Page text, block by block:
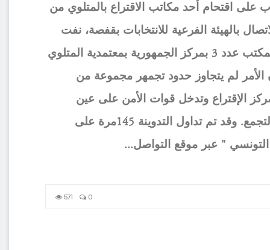
على اقتحام أحد مكاتب الاقتراع بالمتلوي من
بالهيئة الفرعية للانتخابات بقفصة، نفت
حدوث اقتحام للمكتب عدد 3 بمركز الجمهورية بمعتمدية المتلوي
الأمر لم يتجاوز حدود تجمهر مجموعة من
الإقتراع وتدخل قوات الأمن على عين
المكان لتفريق التجمع. وقد تم تداول التدوينة 145مرة على
" عبر موقع التواصل...
571 0